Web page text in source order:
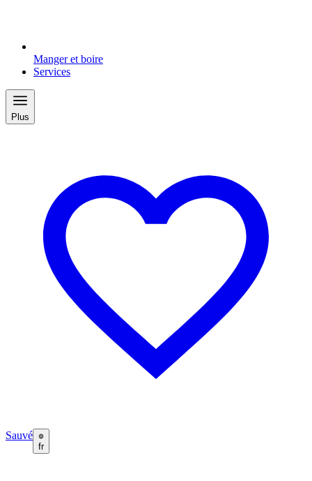
Manger et boire
Services
Plus
Sauvé
fr